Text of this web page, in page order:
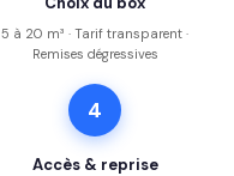
5 à 20 m³ · Tarif transparent ·
Remises dégressives
4
Accès & reprise